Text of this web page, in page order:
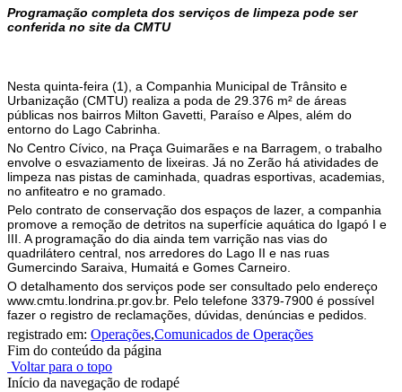
Programação completa dos serviços de limpeza pode ser
conferida no site da CMTU
Nesta quinta-feira (1), a Companhia Municipal de Trânsito e
Urbanização (CMTU) realiza a poda de 29.376 m² de áreas
públicas nos bairros Milton Gavetti, Paraíso e Alpes, além do
entorno do Lago Cabrinha.
No Centro Cívico, na Praça Guimarães e na Barragem, o trabalho
envolve o esvaziamento de lixeiras. Já no Zerão há atividades de
limpeza nas pistas de caminhada, quadras esportivas, academias,
no anfiteatro e no gramado.
Pelo contrato de conservação dos espaços de lazer, a companhia
promove a remoção de detritos na superfície aquática do Igapó I e
III. A programação do dia ainda tem varrição nas vias do
quadrilátero central, nos arredores do Lago II e nas ruas
Gumercindo Saraiva, Humaitá e Gomes Carneiro.
O detalhamento dos serviços pode ser consultado pelo endereço
www.cmtu.londrina.pr.gov.br. Pelo telefone 3379-7900 é possível
fazer o registro de reclamações, dúvidas, denúncias e pedidos.
registrado em: Operações,Comunicados de Operações
Fim do conteúdo da página
Voltar para o topo
Início da navegação de rodapé